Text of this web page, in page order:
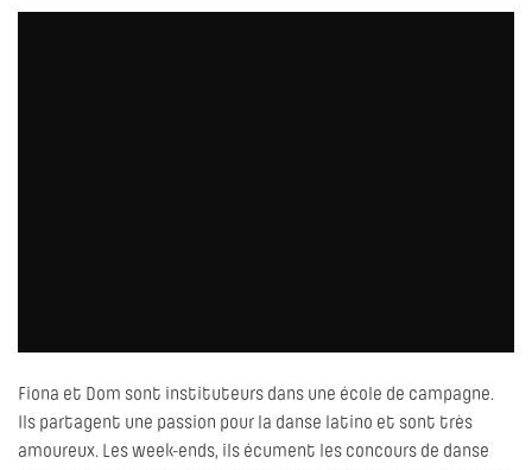
Fiona et Dom sont instituteurs dans une école de campagne.
Ils partagent une passion pour la danse latino et sont très
amoureux. Les week-ends, ils écument les concours de danse